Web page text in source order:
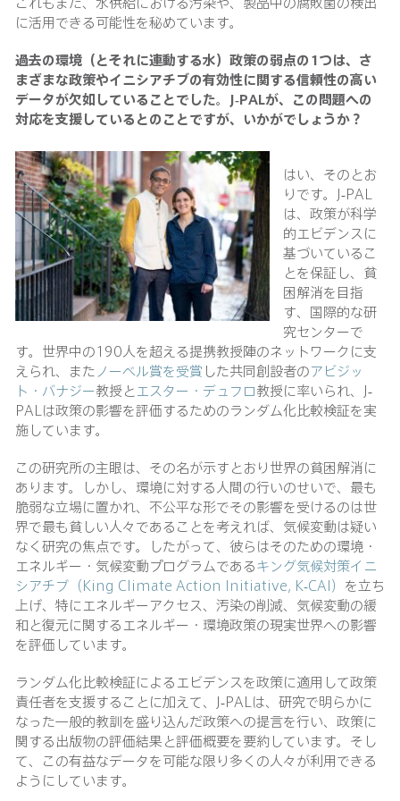
に活用できる可能性を秘めています。
過去の環境（とそれに連動する水）政策の弱点の1つは、さ
まざまな政策やイニシアチブの有効性に関する信頼性の高い
データが欠如していることでした。J-PALが、この問題への
対応を支援しているとのことですが、いかがでしょうか？
はい、そのとお
りです。J-PAL
は、政策が科学
的エビデンスに
基づいているこ
とを保証し、貧
困解消を目指
す、国際的な研
究センターで
す。世界中の190人を超える提携教授陣のネットワークに支
えられ、また ノーベル賞を受賞 した共同創設者のアビジッ
ト・バナジー教授と エスター・デュフロ教授に率いられ、J-
PALは政策の影響を評価するためのランダム化比較検証を実
施しています。
この研究所の主眼は、その名が示すとおり世界の貧困解消に
あります。しかし、環境に対する人間の行いのせいで、最も
脆弱な立場に置かれ、不公平な形でその影響を受けるのは世
界で最も貧しい人々であることを考えれば、気候変動は疑い
なく研究の焦点です。したがって、彼らはそのための環境・
エネルギー・気候変動プログラムであるキング気候対策イニ
シアチブ（King Climate Action Initiative, K-CAI） を立ち
上げ、特にエネルギーアクセス、汚染の削減、気候変動の緩
和と復元に関するエネルギー・環境政策の現実世界への影響
を評価しています。
ランダム化比較検証によるエビデンスを政策に適用して政策
責任者を支援することに加えて、J-PALは、研究で明らかに
なった一般的教訓を盛り込んだ政策への提言を行い、政策に
関する出版物の評価結果と評価概要を要約しています。そし
て、この有益なデータを可能な限り多くの人々が利用できる
ようにしています。